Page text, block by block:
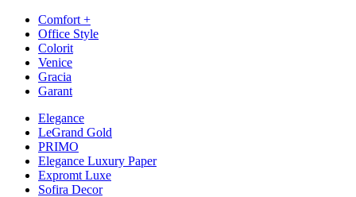
Comfort +
Office Style
Colorit
Venice
Gracia
Garant
Elegance
LeGrand Gold
PRIMO
Elegance Luxury Paper
Expromt Luxe
Sofira Decor